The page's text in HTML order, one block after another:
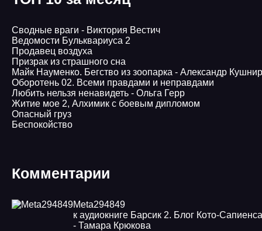
Сводные враги - Виктория Вестич
Ведомости Бульквариуса 2
Продавец воздуха
Призрак из страшного сна
Майк Науменко. Бегство из зоопарка - Александр Кушнир
Оборотень 02. Всеми правдами и неправдами
Любить нельзя ненавидеть - Ольга Герр
Житие мое 2, Алхимик с боевым дипломом
Опасный груз
Беспокойство
Комментарии
Meta294849
к аудиокниге Барсик 2. Блог Кото-Сапиенса
- Тамара Крюкова